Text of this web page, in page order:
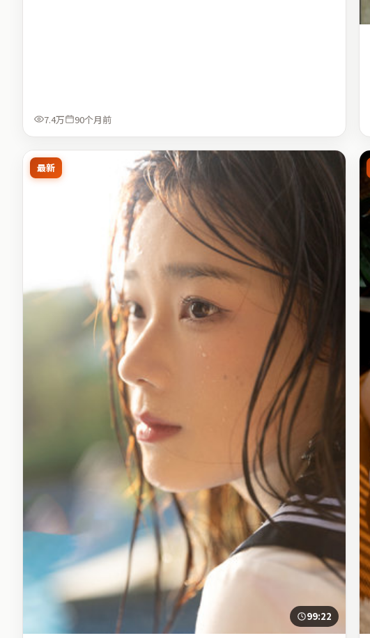
7.4万 90个月前
最新
99:22